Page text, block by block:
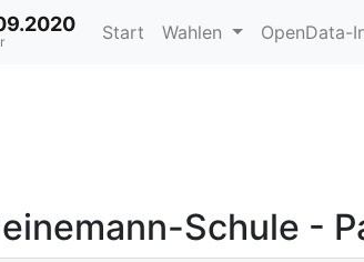
Start Wahlen OpenData-
Schule -